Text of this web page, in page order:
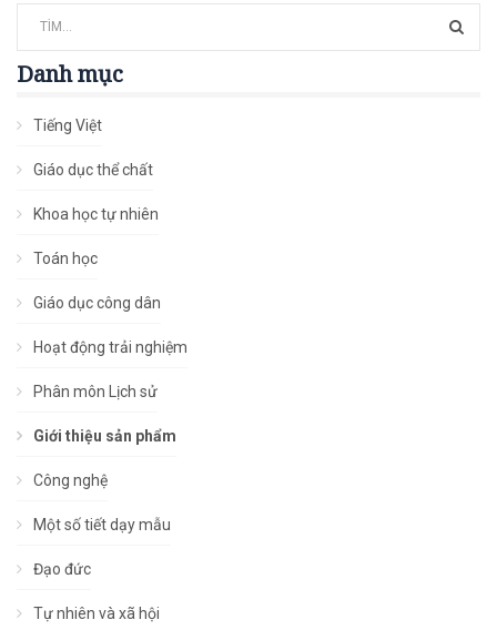
Danh mục
Tiếng Việt
Giáo dục thể chất
Khoa học tự nhiên
Toán học
Giáo dục công dân
Hoạt động trải nghiệm
Phân môn Lịch sử
Giới thiệu sản phẩm
Công nghệ
Một số tiết dạy mẫu
Đạo đức
Tự nhiên và xã hội